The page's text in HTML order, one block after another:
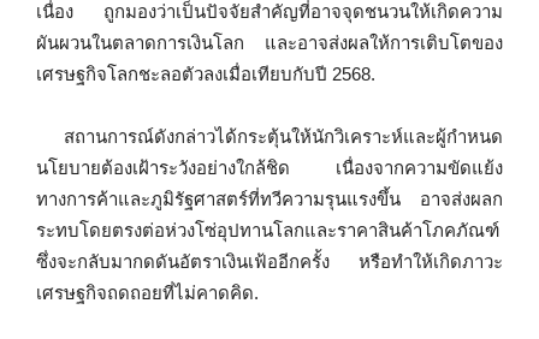
เนื่อง ถูกมองว่าเป็นปัจจัยสำคัญที่อาจจุดชนวนให้เกิดความ
ผันผวนในตลาดการเงินโลก และอาจส่งผลให้การเติบโตของ
เศรษฐกิจโลกชะลอตัวลงเมื่อเทียบกับปี 2568.
สถานการณ์ดังกล่าวได้กระตุ้นให้นักวิเคราะห์และผู้กำหนด
นโยบายต้องเฝ้าระวังอย่างใกล้ชิด เนื่องจากความขัดแย้ง
ทางการค้าและภูมิรัฐศาสตร์ที่ทวีความรุนแรงขึ้น อาจส่งผลก
ระทบโดยตรงต่อห่วงโซ่อุปทานโลกและราคาสินค้าโภคภัณฑ์
ซึ่งจะกลับมากดดันอัตราเงินเฟ้ออีกครั้ง หรือทำให้เกิดภาวะ
เศรษฐกิจถดถอยที่ไม่คาดคิด.